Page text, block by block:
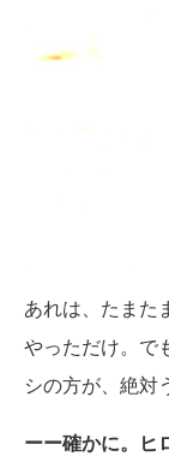
あれは、たまた
やっただけ。で
シの方が、絶対
ーー確かに。ヒ